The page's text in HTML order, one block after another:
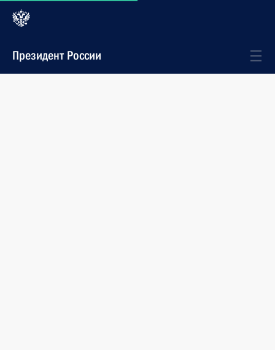
Президент России